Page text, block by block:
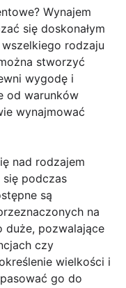
Wynajem
się doskonałym
rodzaju
stworzyć
wygodę i
od warunków
wynajmować
nad rodzajem
podczas
są
na
duże, pozwalające
czy
wielkości i
go do